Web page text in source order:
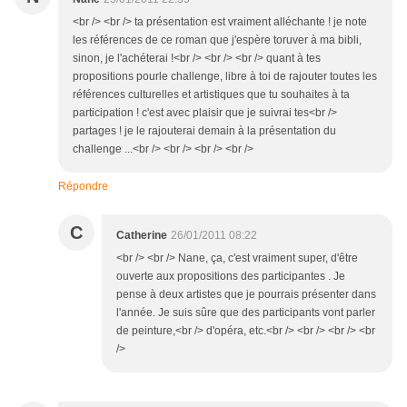
<br /> <br /> ta présentation est vraiment alléchante ! je note
les références de ce roman que j'espère toruver à ma bibli,
sinon, je l'achéterai !<br /> <br /> <br /> quant à tes
propositions pourle challenge, libre à toi de rajouter toutes les
références culturelles et artistiques que tu souhaites à ta
participation ! c'est avec plaisir que je suivrai tes<br />
partages ! je le rajouterai demain à la présentation du
challenge ...<br /> <br /> <br /> <br />
Répondre
C Catherine 26/01/2011 08:22
<br /> <br /> Nane, ça, c'est vraiment super, d'être
ouverte aux propositions des participantes . Je
pense à deux artistes que je pourrais présenter dans
l'année. Je suis sûre que des participants vont parler
de peinture,<br /> d'opéra, etc.<br /> <br /> <br /> <br
/>